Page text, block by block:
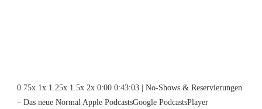
0.75x 1x 1.25x 1.5x 2x 0:00 0:43:03 | No-Shows & Reservierungen
– Das neue Normal Apple PodcastsGoogle PodcastsPlayer